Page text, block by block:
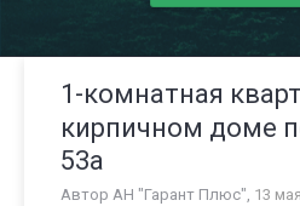
1-комнатная
кирпичном доме
53а
Автор АН "Гарант Плюс", 13